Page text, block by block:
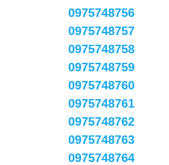
0975748756
0975748757
0975748758
0975748759
0975748760
0975748761
0975748762
0975748763
0975748764